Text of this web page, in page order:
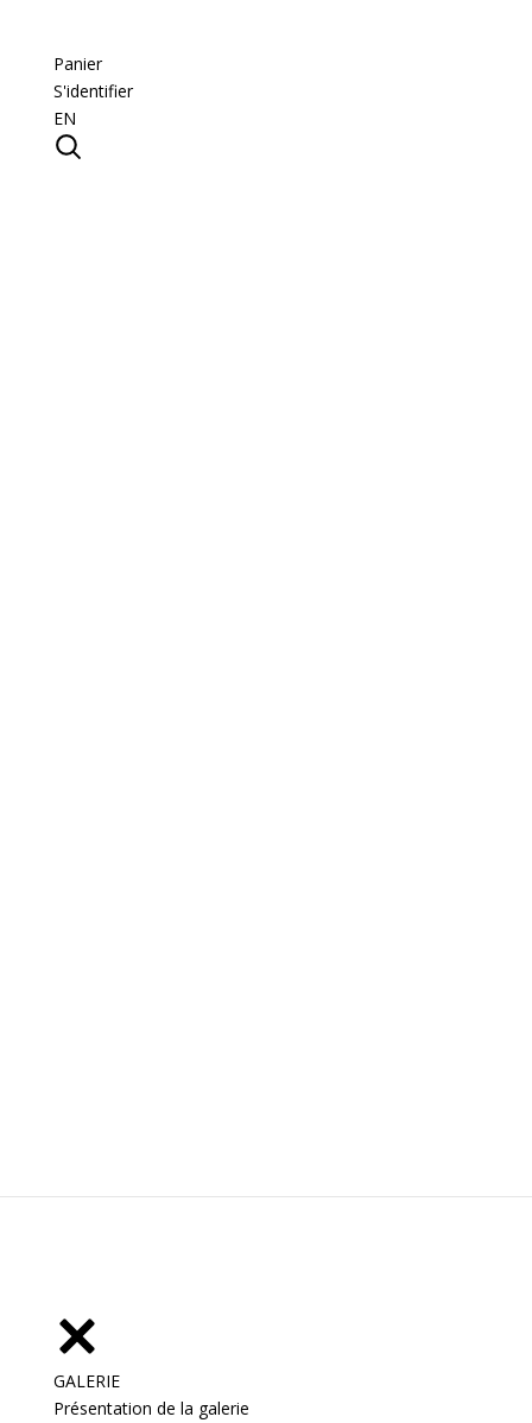
Panier
S'identifier
EN
GALERIE
Présentation de la galerie